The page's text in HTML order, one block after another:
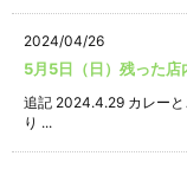
2024/04/26
5月5日（日）残った
追記 2024.4.29 カレー
り ...